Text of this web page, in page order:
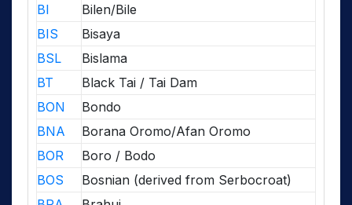
BI
Bilen/Bile
BIS
Bisaya
BSL
Bislama
BT
Black Tai / Tai Dam
BON
Bondo
BNA
Borana Oromo/Afan Oromo
BOR
Boro / Bodo
BOS
Bosnian (derived from Serbocroat)